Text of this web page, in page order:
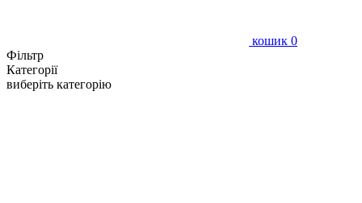
кошик 0
Фільтр
Категорії
виберіть категорію